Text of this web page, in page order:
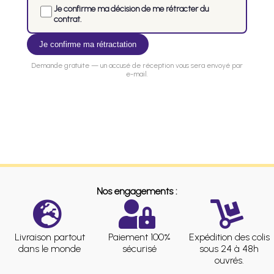
Je confirme ma décision de me rétracter du
contrat.
Je confirme ma rétractation
Demande gratuite — un accusé de réception vous sera envoyé par
e-mail.
Nos engagements :
Livraison partout
dans le monde
Paiement 100%
sécurisé
Expédition des colis
sous 24 à 48h
ouvrés.